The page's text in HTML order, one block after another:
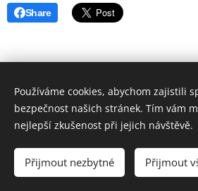
Share
© 2019 Hostinec u nádraží Červenka |
Vytvořeno službouWebnode
Používáme cookies, abychom zajistili
bezpečnost našich stránek. Tím vám
nejlepší zkušenost při jejich návštěvě.
Přijmout nezbytné Přijmout